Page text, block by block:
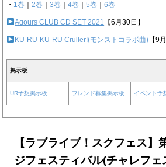
・ 1巻 ｜2巻 ｜3巻 ｜4巻 ｜5巻 ｜6巻
Aqours CLUB CD SET 2021 【6月30日】
KU-RU-KU-RU Cruller!(モンストコラボ曲) 【9
掲示板
UR予想掲示板 フレンド募集掲示板 イベント予
【ラブライブ！スクフェス】
ジフェスティバル(チャレフェ